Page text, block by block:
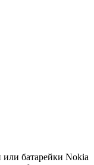
батарейки Nokia